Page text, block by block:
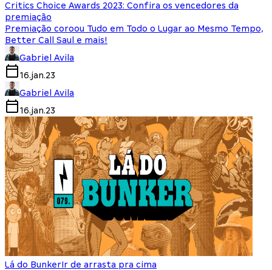
Critics Choice Awards 2023: Confira os vencedores da
premiação
Premiação coroou Tudo em Todo o Lugar ao Mesmo Tempo,
Better Call Saul e mais!
Gabriel Avila
16.jan.23
Gabriel Avila
16.jan.23
Lá do BunkerIr de arrasta pra cima